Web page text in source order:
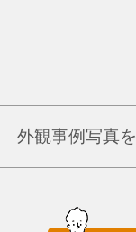
外観事例写真